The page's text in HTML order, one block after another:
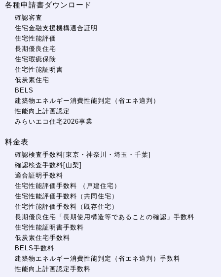
各種申請書ダウンロード
確認審査
住宅金融支援機構適合証明
住宅性能評価
長期優良住宅
住宅瑕疵保険
住宅性能証明書
低炭素住宅
BELS
建築物エネルギー消費性能判定（省エネ適判）
性能向上計画認定
みらいエコ住宅2026事業
料金表
確認検査手数料[東京・神奈川・埼玉・千葉]
確認検査手数料[山梨]
適合証明手数料
住宅性能評価手数料 （戸建住宅）
住宅性能評価手数料（共同住宅）
住宅性能評価手数料（既存住宅）
長期優良住宅「長期使用構造等であることの確認」手数料
住宅性能証明書手数料
低炭素住宅手数料
BELS手数料
建築物エネルギー消費性能判定（省エネ適判）手数料
性能向上計画認定手数料